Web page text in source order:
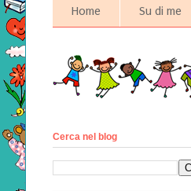
Home Su di me
Cerca nel blog